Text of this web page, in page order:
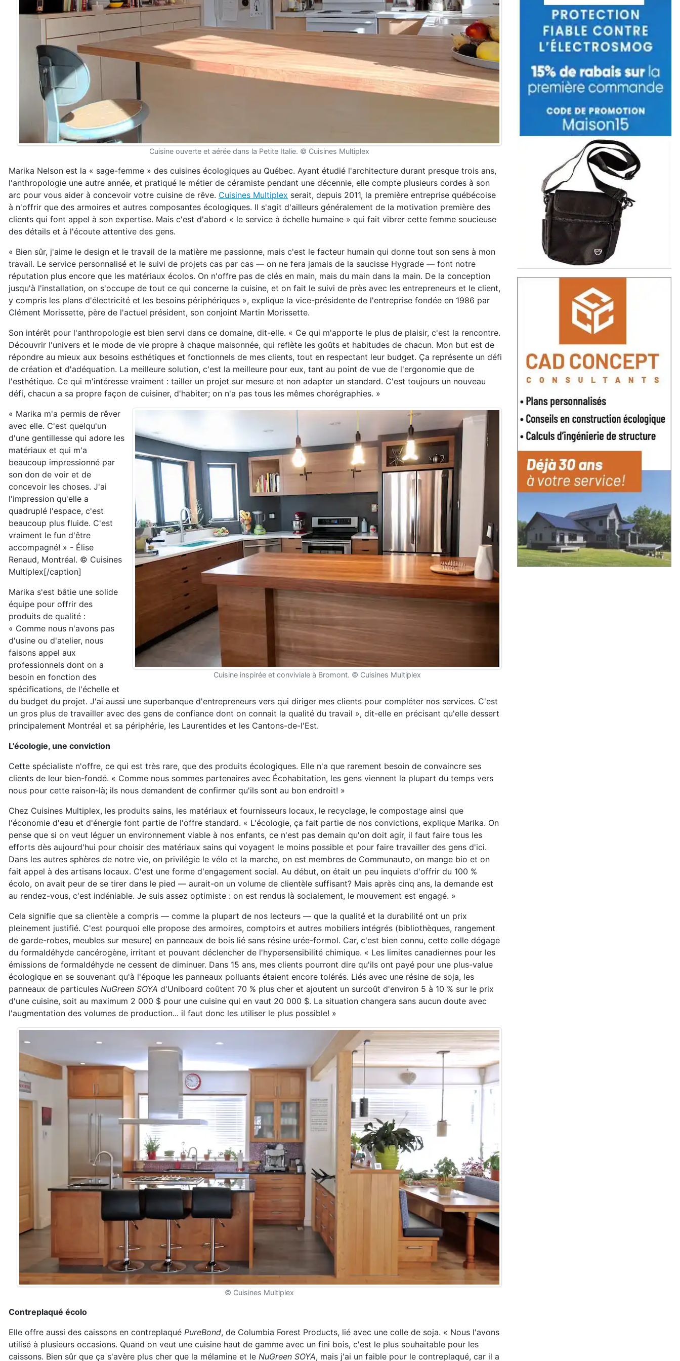
Cuisine ouverte et aérée dans la Petite Italie. © Cuisines Multiplex
Marika Nelson est la « sage-femme » des cuisines écologiques au Québec. Ayant étudié l'architecture durant presque trois ans,
l'anthropologie une autre année, et pratiqué le métier de céramiste pendant une décennie, elle compte plusieurs cordes à son
arc pour vous aider à concevoir votre cuisine de rêve. Cuisines Multiplex serait, depuis 2011, la première entreprise québécoise
à n'offrir que des armoires et autres composantes écologiques. Il s'agit d'ailleurs généralement de la motivation première des
clients qui font appel à son expertise. Mais c'est d'abord « le service à échelle humaine » qui fait vibrer cette femme soucieuse
des détails et à l'écoute attentive des gens.
« Bien sûr, j'aime le design et le travail de la matière me passionne, mais c'est le facteur humain qui donne tout son sens à mon
travail. Le service personnalisé et le suivi de projets cas par cas — on ne fera jamais de la saucisse Hygrade — font notre
réputation plus encore que les matériaux écolos. On n'offre pas de clés en main, mais du main dans la main. De la conception
jusqu'à l'installation, on s'occupe de tout ce qui concerne la cuisine, et on fait le suivi de près avec les entrepreneurs et le client,
y compris les plans d'électricité et les besoins périphériques », explique la vice-présidente de l'entreprise fondée en 1986 par
Clément Morissette, père de l'actuel président, son conjoint Martin Morissette.
Son intérêt pour l'anthropologie est bien servi dans ce domaine, dit-elle. « Ce qui m'apporte le plus de plaisir, c'est la rencontre.
Découvrir l'univers et le mode de vie propre à chaque maisonnée, qui reflète les goûts et habitudes de chacun. Mon but est de
répondre au mieux aux besoins esthétiques et fonctionnels de mes clients, tout en respectant leur budget. Ça représente un défi
de création et d'adéquation. La meilleure solution, c'est la meilleure pour eux, tant au point de vue de l'ergonomie que de
l'esthétique. Ce qui m'intéresse vraiment : tailler un projet sur mesure et non adapter un standard. C'est toujours un nouveau
défi, chacun a sa propre façon de cuisiner, d'habiter; on n'a pas tous les mêmes chorégraphies. »
Cuisine inspirée et conviviale à Bromont. © Cuisines Multiplex
« Marika m'a permis de rêver
avec elle. C'est quelqu'un
d'une gentillesse qui adore les
matériaux et qui m'a
beaucoup impressionné par
son don de voir et de
concevoir les choses. J'ai
l'impression qu'elle a
quadruplé l'espace, c'est
beaucoup plus fluide. C'est
vraiment le fun d'être
accompagné! » - Élise
Renaud, Montréal. © Cuisines
Multiplex[/caption]
Marika s'est bâtie une solide
équipe pour offrir des
produits de qualité :
« Comme nous n'avons pas
d'usine ou d'atelier, nous
faisons appel aux
professionnels dont on a
besoin en fonction des
spécifications, de l'échelle et
du budget du projet. J'ai aussi une superbanque d'entrepreneurs vers qui diriger mes clients pour compléter nos services. C'est
un gros plus de travailler avec des gens de confiance dont on connait la qualité du travail », dit-elle en précisant qu'elle dessert
principalement Montréal et sa périphérie, les Laurentides et les Cantons-de-l'Est.
L'écologie, une conviction
Cette spécialiste n'offre, ce qui est très rare, que des produits écologiques. Elle n'a que rarement besoin de convaincre ses
clients de leur bien-fondé. « Comme nous sommes partenaires avec Écohabitation, les gens viennent la plupart du temps vers
nous pour cette raison-là; ils nous demandent de confirmer qu'ils sont au bon endroit! »
Chez Cuisines Multiplex, les produits sains, les matériaux et fournisseurs locaux, le recyclage, le compostage ainsi que
l'économie d'eau et d'énergie font partie de l'offre standard. « L'écologie, ça fait partie de nos convictions, explique Marika. On
pense que si on veut léguer un environnement viable à nos enfants, ce n'est pas demain qu'on doit agir, il faut faire tous les
efforts dès aujourd'hui pour choisir des matériaux sains qui voyagent le moins possible et pour faire travailler des gens d'ici.
Dans les autres sphères de notre vie, on privilégie le vélo et la marche, on est membres de Communauto, on mange bio et on
fait appel à des artisans locaux. C'est une forme d'engagement social. Au début, on était un peu inquiets d'offrir du 100 %
écolo, on avait peur de se tirer dans le pied — aurait-on un volume de clientèle suffisant? Mais après cinq ans, la demande est
au rendez-vous, c'est indéniable. Je suis assez optimiste : on est rendus là socialement, le mouvement est engagé. »
Cela signifie que sa clientèle a compris — comme la plupart de nos lecteurs — que la qualité et la durabilité ont un prix
pleinement justifié. C'est pourquoi elle propose des armoires, comptoirs et autres mobiliers intégrés (bibliothèques, rangement
de garde-robes, meubles sur mesure) en panneaux de bois lié sans résine urée-formol. Car, c'est bien connu, cette colle dégage
du formaldéhyde cancérogène, irritant et pouvant déclencher de l'hypersensibilité chimique. « Les limites canadiennes pour les
émissions de formaldéhyde ne cessent de diminuer. Dans 15 ans, mes clients pourront dire qu'ils ont payé pour une plus-value
écologique en se souvenant qu'à l'époque les panneaux polluants étaient encore tolérés. Liés avec une résine de soja, les
panneaux de particules NuGreen SOYA d'Uniboard coûtent 70 % plus cher et ajoutent un surcoût d'environ 5 à 10 % sur le prix
d'une cuisine, soit au maximum 2 000 $ pour une cuisine qui en vaut 20 000 $. La situation changera sans aucun doute avec
l'augmentation des volumes de production... il faut donc les utiliser le plus possible! »
© Cuisines Multiplex
Contreplaqué écolo
Elle offre aussi des caissons en contreplaqué PureBond, de Columbia Forest Products, lié avec une colle de soja. « Nous l'avons
utilisé à plusieurs occasions. Quand on veut une cuisine haut de gamme avec un fini bois, c'est le plus souhaitable pour les
caissons. Bien sûr que ça s'avère plus cher que la mélamine et le NuGreen SOYA, mais j'ai un faible pour le contreplaqué, car il a